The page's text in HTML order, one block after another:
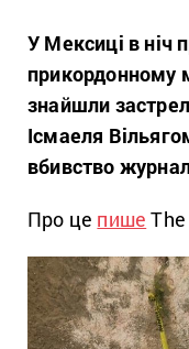
У Мексиці в ніч
прикордонному
знайшли
Ісмаеля
вбивство
Про це пише